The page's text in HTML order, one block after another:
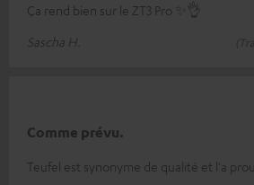
Ça rend bien sur le ZT3 Pro ✨👌
Sascha H.
Comme prévu.
Teufel est synonyme de qualité et l'a